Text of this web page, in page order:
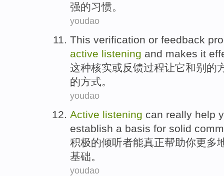
强的习惯。
youdao
This verification or feedback
active listening and makes it
这种核实或反馈过程让它和别的
的方式。
youdao
Active listening can really help
establish a basis for solid
积极的倾听者能真正帮助你更多
基础。
youdao